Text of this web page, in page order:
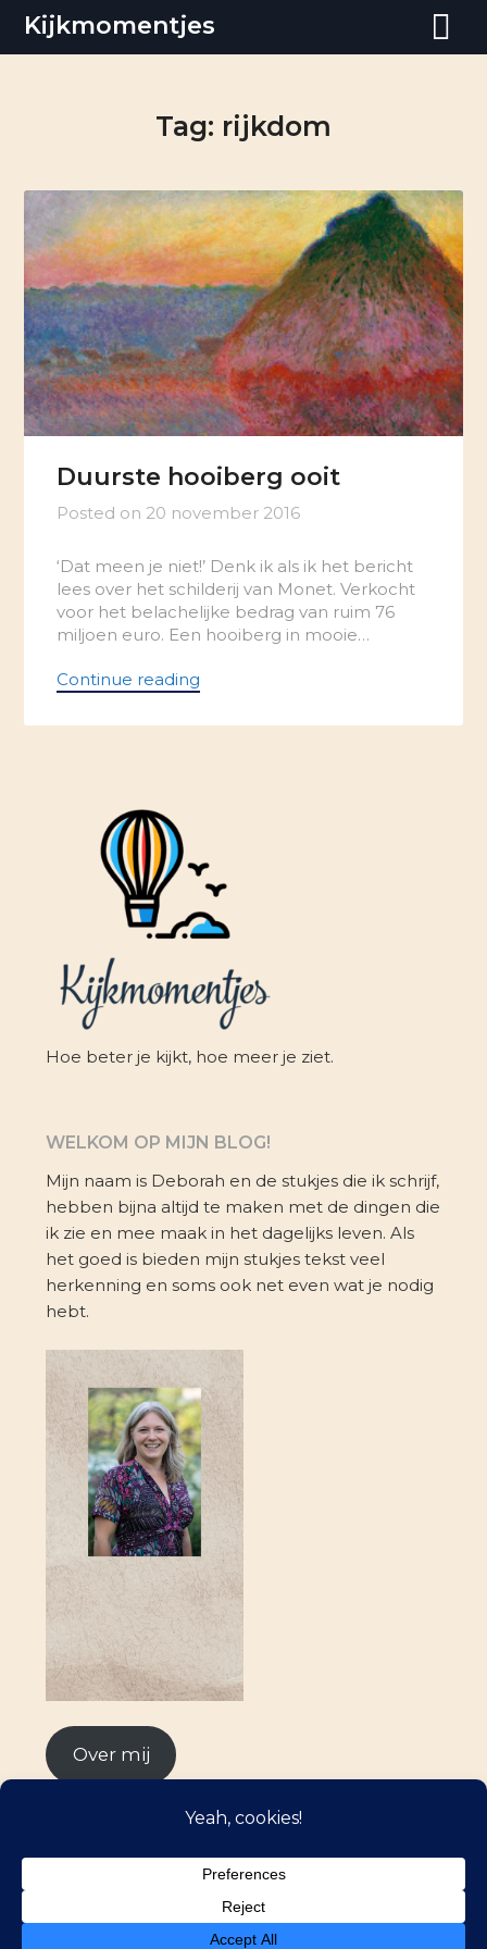
SkipKijkmomentjes
Tag: rijkdom
Duurste hooiberg ooit
Posted on 20 november 2016
‘Dat meen je niet!’ Denk ik als ik het bericht
lees over het schilderij van Monet. Verkocht
voor het belachelijke bedrag van ruim 76
miljoen euro. Een hooiberg in mooie…
Continue reading
Hoe beter je kijkt, hoe meer je ziet.
WELKOM OP MIJN BLOG!
Mijn naam is Deborah en de stukjes die ik schrijf,
hebben bijna altijd te maken met de dingen die
ik zie en mee maak in het dagelijks leven. Als
het goed is bieden mijn stukjes tekst veel
herkenning en soms ook net even wat je nodig
hebt.
Over mij